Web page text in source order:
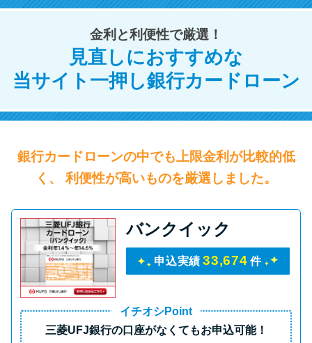
金利と利便性で厳選！
見直しにおすすめな
当サイト一押し銀行カードローン
銀行カードローンの中でも上限金利が比較的低
く、 利便性が高いものを厳選しました。
バンクイック
申込実績 33,674 件
イチオシPoint
三菱UFJ銀行の口座がなくてもお申込可能！